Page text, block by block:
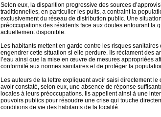
Selon eux, la disparition progressive des sources
traditionnelles, en particulier les puits, a contraint la
exclusivement du réseau de distribution public. Une
préoccupations des résidents face aux doutes entourant la
actuellement disponible.
Les habitants mettent en garde contre les risques sanitaires
engendrer cette situation si elle perdure. Ils réclament des
l’eau ainsi que la mise en œuvre de mesures appropriées
conformité aux normes sanitaires et de protéger la
Les auteurs de la lettre expliquent avoir saisi directement le
avoir constaté, selon eux, une absence de réponse
locales à leurs préoccupations. Ils appellent ainsi à une
pouvoirs publics pour résoudre une crise qui touche
conditions de vie des habitants de la localité.